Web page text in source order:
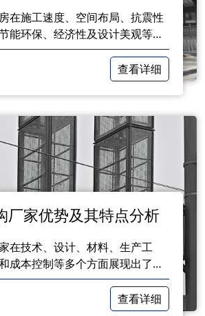
在施工速度、空间布局、抗震性
能环保、经济性及设计美观等方
的优势。对于正在考虑厂房建设
解这些优势将有助于做出更为合
查看详细
厂家优势及其特点分析
在技术、设计、材料、生产工
成本控制等多个方面展现出了一
优点不仅使得厂家能够提供高质
，还能为客户带来更为便捷和高
查看详细